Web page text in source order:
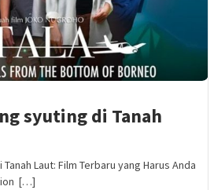
syuting di Tanah
Laut: Film Terbaru yang Harus Anda
[…]